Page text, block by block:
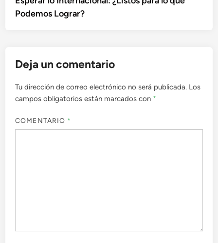
de
entradas
Podemos Lograr?
Deja un comentario
Tu dirección de correo electrónico no será publicada. Los
campos obligatorios están marcados con *
COMENTARIO *